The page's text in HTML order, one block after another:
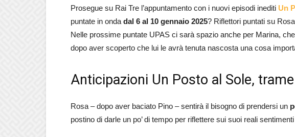
Prosegue su Rai Tre l’appuntamento con i nuovi episodi inediti Un
puntate in onda dal 6 al 10 gennaio 2025? Riflettori puntati su
Nelle prossime puntate UPAS ci sarà spazio anche per Marina,
dopo aver scoperto che lui le avrà tenuta nascosta una cosa
Anticipazioni Un Posto al Sole,
Rosa – dopo aver baciato Pino – sentirà il bisogno di prendersi un
postino di darle un po’ di tempo per riflettere sui suoi reali